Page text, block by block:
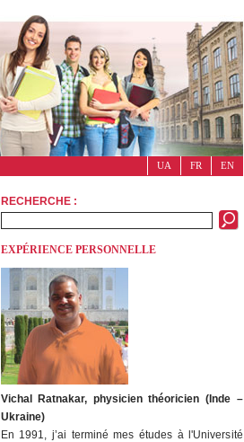
EN
FR
UA
RECHERCHE :
EXPÉRIENCE PERSONNELLE
Vichal Ratnakar, physicien théoricien (Inde –
Ukraine)
En 1991, j’ai terminé mes études à l'Université